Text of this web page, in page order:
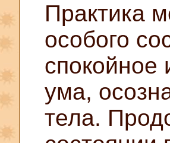
Практика
особого
спокойное
ума,
тела.